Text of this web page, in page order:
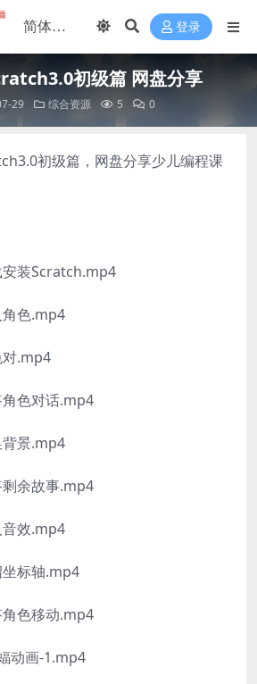
登录
初级篇 网盘分享
29 综合资源 5 0
初级篇，网盘分享少儿编程课
装Scratch.mp4
色.mp4
.mp4
色对话.mp4
景.mp4
余故事.mp4
效.mp4
标轴.mp4
色移动.mp4
画-1.mp4